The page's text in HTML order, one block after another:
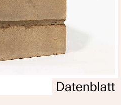
Datenblatt